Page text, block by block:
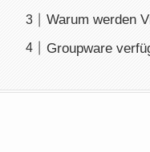
Warum werden
Groupware